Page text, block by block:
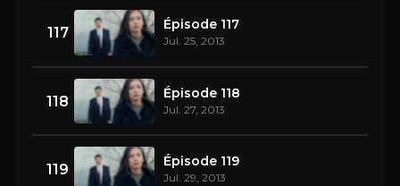
117 Épisode 117
Jul. 25, 2013
118 Épisode 118
Jul. 27, 2013
119 Épisode 119
Jul. 29, 2013